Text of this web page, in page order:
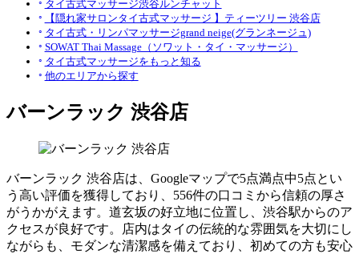
タイ古式マッサージ渋谷ルンチャット
【隠れ家サロンタイ古式マッサージ 】ティーツリー 渋谷店
タイ古式・リンパマッサージgrand neige(グランネージュ)
SOWAT Thai Massage（ソワット・タイ・マッサージ）
タイ古式マッサージをもっと知る
他のエリアから探す
バーンラック 渋谷店
バーンラック 渋谷店は、Googleマップで5点満点中5点とい
う高い評価を獲得しており、556件の口コミから信頼の厚さ
がうかがえます。道玄坂の好立地に位置し、渋谷駅からのア
クセスが良好です。店内はタイの伝統的な雰囲気を大切にし
ながらも、モダンな清潔感を備えており、初めての方も安心